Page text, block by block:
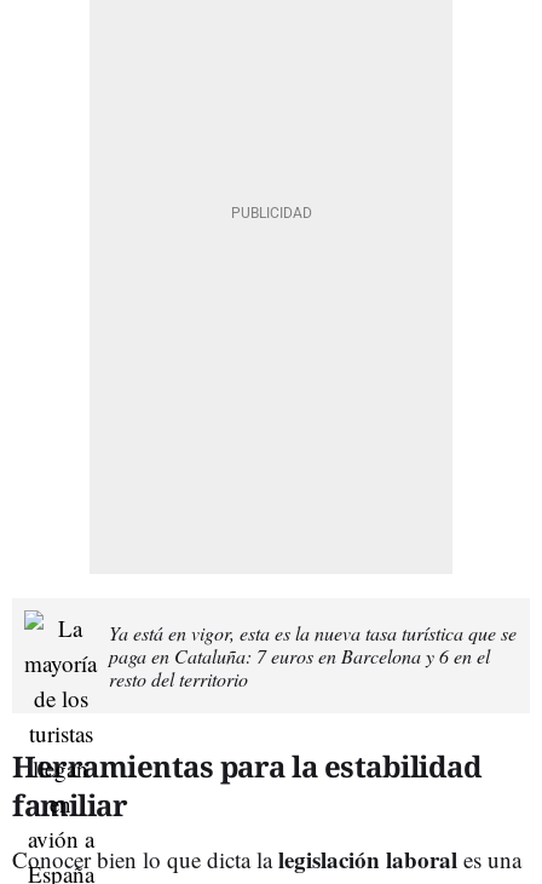
Ya está en vigor, esta es la nueva tasa turística que se
paga en Cataluña: 7 euros en Barcelona y 6 en el
resto del territorio
Herramientas para la estabilidad
familiar
Conocer bien lo que dicta lalegislación laboral es una